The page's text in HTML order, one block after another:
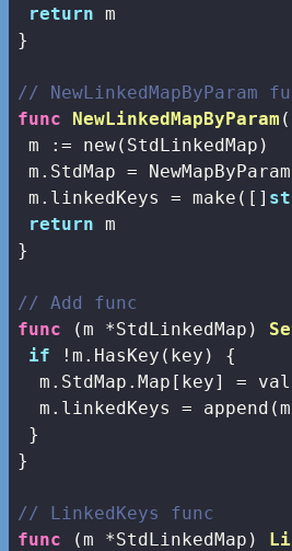
return m
}
// NewLinkedMapByParam
func
NewLinkedMapByParam
m := new(StdLinkedMap)
m.StdMap =
m.linkedKeys = make ([]
return m
}
// Add func
func
(m *StdLinkedMap)
if !m.HasKey(key) {
m.StdMap.Map[key] =
  m.linkedKeys =
append
}
}
// LinkedKeys func
func
(m *StdLinkedMap)